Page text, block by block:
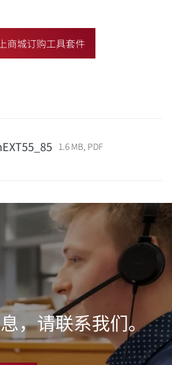
商城订购工具套件
1.6 MB, PDF
，请联系我们。